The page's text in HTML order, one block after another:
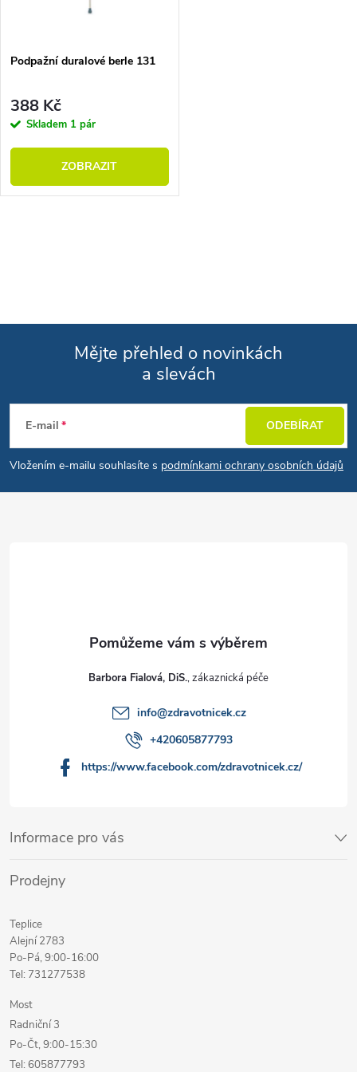
Podpažní duralové berle 131
388 Kč
Skladem 1 pár
ZOBRAZIT
Mějte přehled o novinkách
a slevách
E-mail
Vložením e-mailu souhlasíte s podmínkami ochrany osobních údajů
ODEBÍRAT
Informace pro vás
Prodejny
Teplice
Alejní 2783
Po-Pá, 9:00-16:00
Tel: 731277538
Most
Radniční 3
Po-Čt, 9:00-15:30
Tel: 605877793
Barbora Fialová, DiS.
info@zdravotnicek.cz
+420605877793
https://www.facebook.com/zdravotnicek.cz/